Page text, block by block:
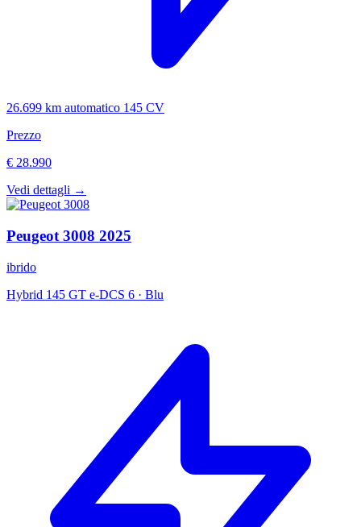
26.699 km automatico 145 CV
Prezzo
€ 28.990
Vedi dettagli →
Peugeot 3008 2025
ibrido
Hybrid 145 GT e-DCS 6 · Blu